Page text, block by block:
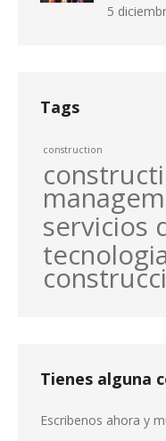
5
Tags
construction
servicios
Tienes alguna
Escribenos ahora y